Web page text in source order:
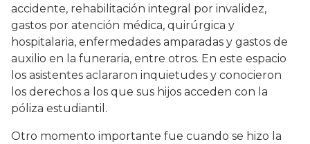
accidente, rehabilitación integral por invalidez,
gastos por atención médica, quirúrgica y
hospitalaria, enfermedades amparadas y gastos de
auxilio en la funeraria, entre otros. En este espacio
los asistentes aclararon inquietudes y conocieron
los derechos a los que sus hijos acceden con la
póliza estudiantil.
Otro momento importante fue cuando se hizo la